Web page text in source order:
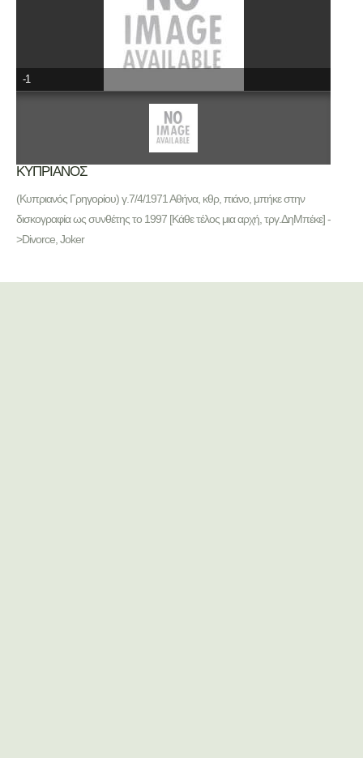
-1
ΚΥΠΡΙΑΝΟΣ
(Κυπριανός Γρηγορίου) γ.7/4/1971 Αθήνα, κθρ, πιάνο, μπήκε στην
δισκογραφία ως συνθέτης το 1997 [Κάθε τέλος μια αρχή, τργ.ΔηΜπέκε] -
>Divorce, Joker